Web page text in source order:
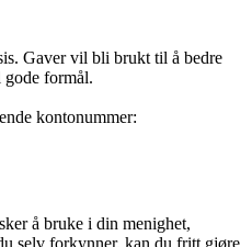
Gaver vil bli brukt til å bedre
gode formål.
kontonummer:
å bruke i din menighet,
selv forkynner, kan du fritt gjøre